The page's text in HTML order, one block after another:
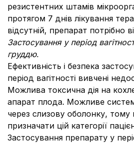
резистентних штамів
протягом 7 днів лікування
відсутній, препарат потрібно
Застосування у період
груддю.
Ефективність і безпека
період вагітності вивчені
Можлива токсична дія на
апарат плода. Можливе
через слизову оболонку, тому
призначати цій категорії
Застосування препарату у